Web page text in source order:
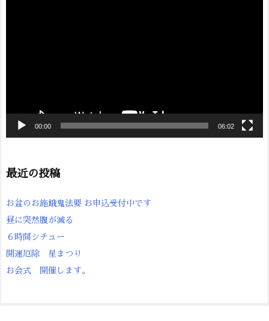
00:00 06:02
最近の投稿
お盆のお施餓鬼法要 お申込受付中です
昼に突然腹が減る
６時間シチュー
開運厄除 星まつり
お会式 開催します。